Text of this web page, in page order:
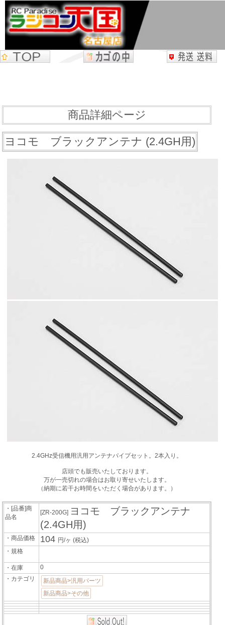
商品詳細ページ
ヨコモ ブラックアンテナ (2.4GH用)
2.4GHz受信機用汎用アンテナパイプセット。2本入り。
店頭でも販売いたしております。
万が一売切れの場合はお取り寄せいたします。
（納期に若干お時間をいただく場合があります。）
・[品番]商
品名
[ZR-200G] ヨコモ ブラックアンテナ
(2.4GH用)
・商品価格 104 円/ヶ(税込)
・規格
・在庫
0
・カテゴリ
新品商品>汎用パーツ
新品商品>その他